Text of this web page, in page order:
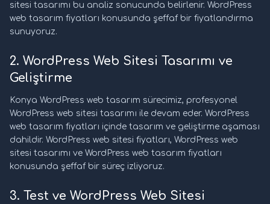
sitesi tasarımı bu analiz sonucunda belirlenir. WordPress
web tasarım fiyatları konusunda şeffaf bir fiyatlandırma
sunuyoruz.
2. WordPress Web Sitesi Tasarımı ve
Geliştirme
Konya WordPress web tasarım sürecimiz, profesyonel
WordPress web sitesi tasarımı ile devam eder. WordPress
web tasarım fiyatları içinde tasarım ve geliştirme aşaması
dahildir. WordPress web sitesi fiyatları, WordPress web
sitesi tasarımı ve WordPress web tasarım fiyatları
konusunda şeffaf bir süreç izliyoruz.
3. Test ve WordPress Web Sitesi